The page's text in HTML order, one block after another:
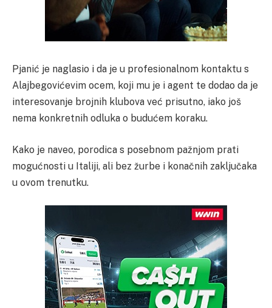
Pjanić je naglasio i da je u profesionalnom kontaktu s
Alajbegovićevim ocem, koji mu je i agent te dodao da je
interesovanje brojnih klubova već prisutno, iako još
nema konkretnih odluka o budućem koraku.
Kako je naveo, porodica s posebnom pažnjom prati
mogućnosti u Italiji, ali bez žurbe i konačnih zaključaka
u ovom trenutku.